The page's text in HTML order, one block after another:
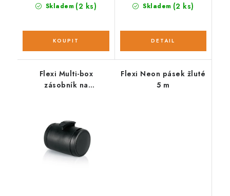
Skladem (2 ks) Skladem (2 ks)
Flexi Multi-box
zásobník na
Flexi Neon pásek žluté
5 m